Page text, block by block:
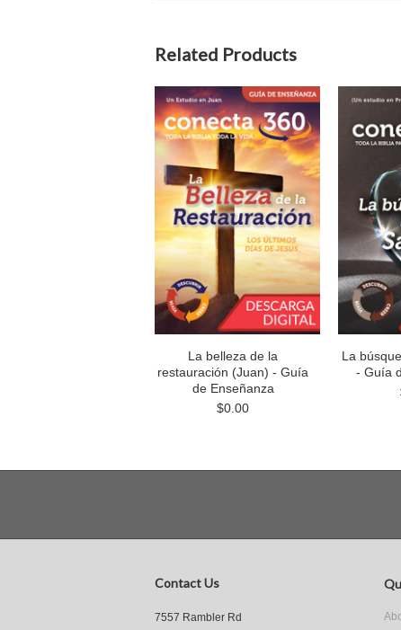
Related Products
La belleza de la
restauración (Juan) - Guía
de Enseñanza
$0.00
La
- Guía
Contact Us
7557 Rambler Rd